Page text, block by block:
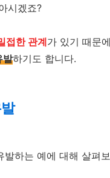
시겠죠?
접한 관계가 있기 때문에
발하기도 합니다.
하는 예에 대해 살펴